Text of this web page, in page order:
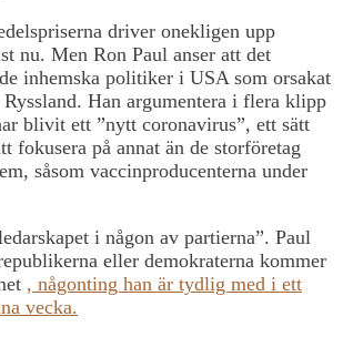
driver onekligen upp
nu. Men Ron Paul anser att det
inhemska politiker i USA som orsakat
Han argumentera i flera klipp
blivit ett ”nytt coronavirus”, ett sätt
fokusera på annat än de storföretag
såsom vaccinproducenterna under
i någon av partierna”. Paul
eller demokraterna kommer
, någonting han är tydlig med i ett
vecka.